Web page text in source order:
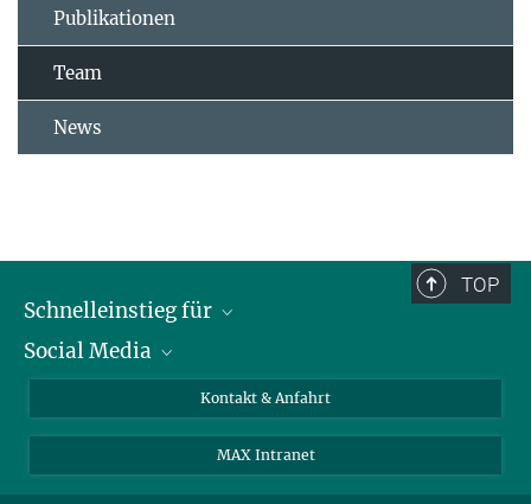
Publikationen
Team
News
TOP
Schnelleinstieg für
Journalist*innen
Bewerbende
Social Media
Instagram
LinkedIn
Kontakt & Anfahrt
MAX Intranet